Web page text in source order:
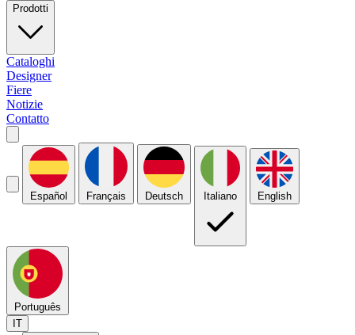
Prodotti
Cataloghi
Designer
Fiere
Notizie
Contatto
Español Français Deutsch Italiano English
Português
IT